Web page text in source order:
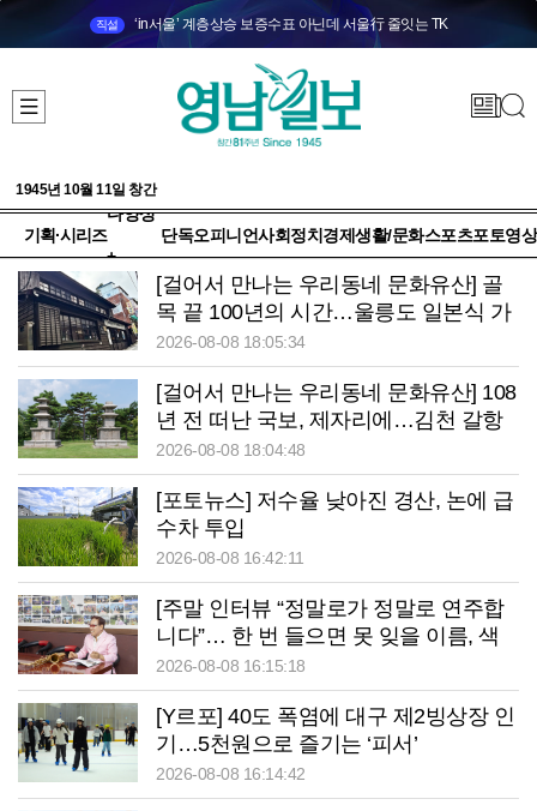
직설 ‘in서울’ 계층상승 보증수표 아닌데 서울行 줄잇는 TK
1945년 10월 11일 창간
기획·시리즈
다양성
+
단독오피니언사회정치 경제생활/문화스포츠포토영상
[걸어서 만나는 우리동네 문화유산] 골
목 끝 100년의 시간…울릉도 일본식 가
옥이 말하는 ‘잊지 말아야 할 역사’
2026-08-08 18:05:34
[걸어서 만나는 우리동네 문화유산] 108
년 전 떠난 국보, 제자리에…김천 갈항
사지 발굴 착수
2026-08-08 18:04:48
[포토뉴스] 저수율 낮아진 경산, 논에 급
수차 투입
2026-08-08 16:42:11
[주말 인터뷰 “정말로가 정말로 연주합
니다”… 한 번 들으면 못 잊을 이름, 색
소폰으로 이웃 웃게 만드는 사나이
2026-08-08 16:15:18
[Y르포] 40도 폭염에 대구 제2빙상장 인
기…5천원으로 즐기는 ‘피서’
2026-08-08 16:14:42